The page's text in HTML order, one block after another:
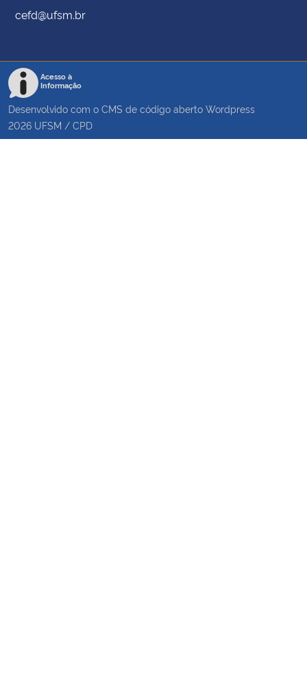
cefd@ufsm.br
Acesso à
Informação
Desenvolvido com o CMS de código aberto Wordpress
2026 UFSM / CPD